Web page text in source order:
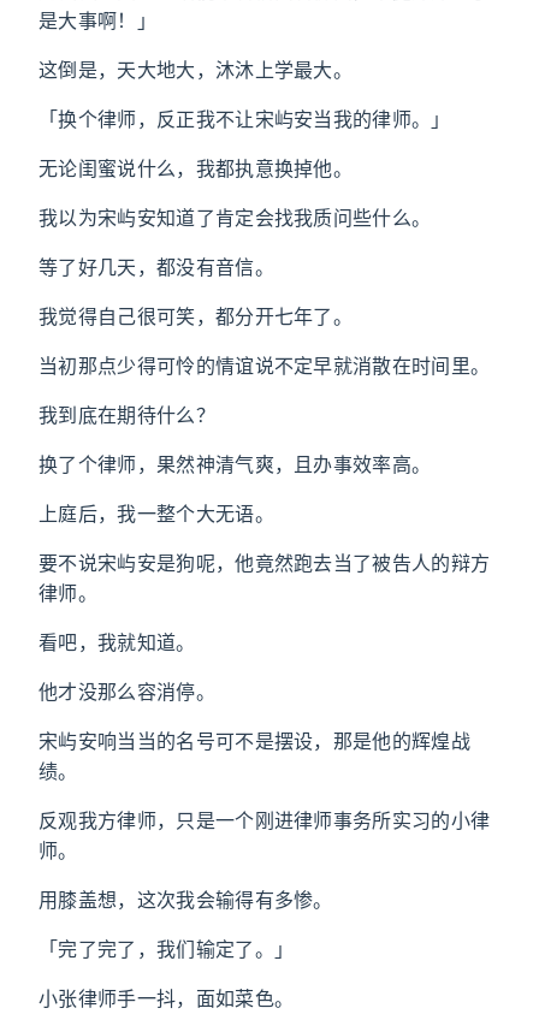
是大事啊！」
这倒是，天大地大，沐沐上学最大。
「换个律师，反正我不让宋屿安当我的律师。」
无论闺蜜说什么，我都执意换掉他。
我以为宋屿安知道了肯定会找我质问些什么。
等了好几天，都没有音信。
我觉得自己很可笑，都分开七年了。
当初那点少得可怜的情谊说不定早就消散在时间里。
我到底在期待什么？
换了个律师，果然神清气爽，且办事效率高。
上庭后，我一整个大无语。
要不说宋屿安是狗呢，他竟然跑去当了被告人的辩方
律师。
看吧，我就知道。
他才没那么容消停。
宋屿安响当当的名号可不是摆设，那是他的辉煌战
绩。
反观我方律师，只是一个刚进律师事务所实习的小律
师。
用膝盖想，这次我会输得有多惨。
「完了完了，我们输定了。」
小张律师手一抖，面如菜色。